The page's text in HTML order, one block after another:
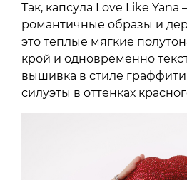
Так, капсула Love Like
романтичные образы и
это теплые мягкие
крой и одновременно
вышивка в стиле
силуэты в оттенках